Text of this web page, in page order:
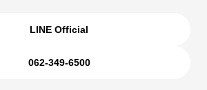
LINE Official
062-349-6500